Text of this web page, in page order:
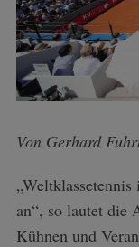
Von Gerhard
an“, so lautet die
Kühnen und